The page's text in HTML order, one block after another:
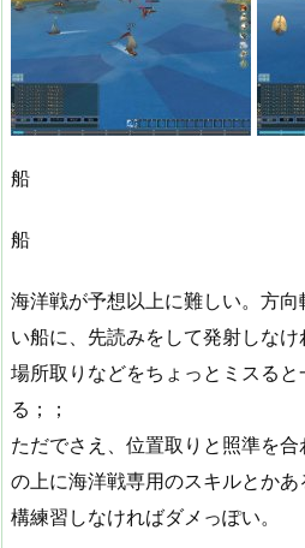
船
船
海洋戦が予想以上に難しい。方
い船に、先読みをして発射しなけ
場所取りなどをちょっとミスる
る；；
ただでさえ、位置取りと照準を
の上に海洋戦専用のスキルとか
構練習しなければダメっぽい。